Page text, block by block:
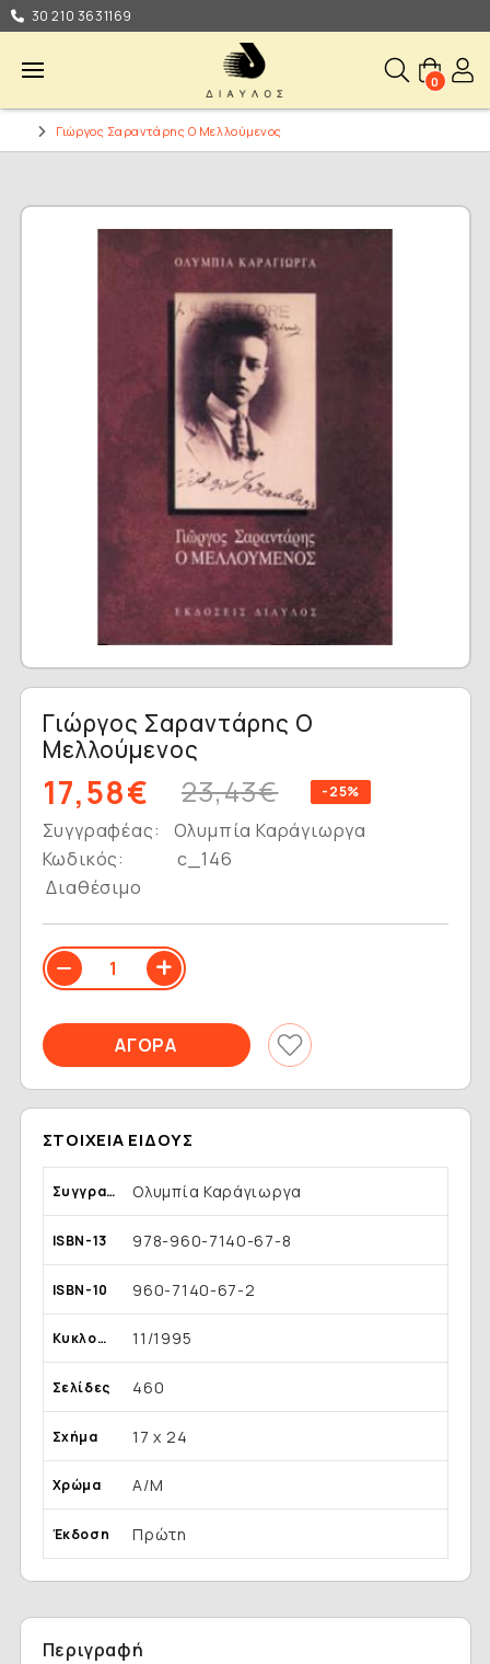
30 210 3631169
0
Γιώργος Σαραντάρης Ο Μελλούμενος
Γιώργος Σαραντάρης Ο
Μελλούμενος
17,58€ 23,43€ -25%
Συγγραφέας:
Ολυμπία Καράγιωργα
Κωδικός:
c_146
Διαθέσιμο
ΣΤΟΙΧΕΊΑ ΕΊΔΟΥΣ
Συγγραφέας Ολυμπία Καράγιωργα
ISBN-13 978-960-7140-67-8
ISBN-10 960-7140-67-2
Κυκλοφορία 11/1995
Σελίδες 460
Σχήμα 17 x 24
Χρώμα Α/Μ
Έκδοση Πρώτη
Περιγραφή